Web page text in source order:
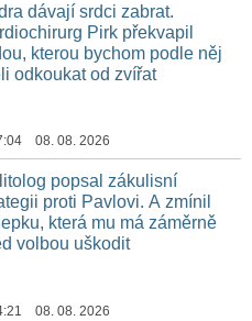
dávají srdci zabrat.
Pirk překvapil
kterou bychom podle něj
odkoukat od zvířat
08. 08. 2026
popsal zákulisní
proti Pavlovi. A zmínil
která mu má záměrně
volbou uškodit
08. 08. 2026